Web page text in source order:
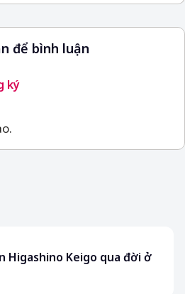
để bình luận
ký
Higashino Keigo qua đời ở